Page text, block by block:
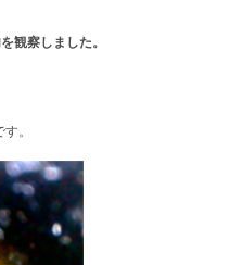
観察しました。
。